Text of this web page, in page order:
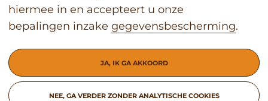
hiermee in en accepteert u onze
bepalingen inzake gegevensbescherming.
JA, IK GA AKKOORD
NEE, GA VERDER ZONDER ANALYTISCHE COOKIES